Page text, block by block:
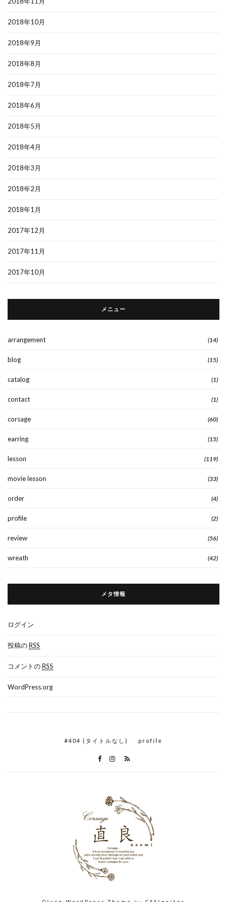
2018年10月
2018年9月
2018年8月
2018年7月
2018年6月
2018年5月
2018年4月
2018年3月
2018年2月
2018年1月
2017年12月
2017年11月
2017年10月
メニュー
arrangement (14)
blog (15)
catalog (1)
contact (1)
corsage (60)
earring (15)
lesson (119)
movie lesson (33)
order (4)
profile (2)
review (56)
wreath (42)
メタ情報
ログイン
投稿のRSS
コメントのRSS
WordPress.org
#404 (タイトルなし) profile